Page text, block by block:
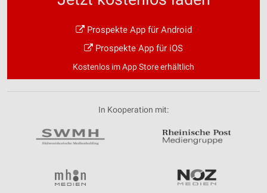
Prospekte App für Android
Prospekte App für iOS
Kostenlos im App Store erhältlich
In Kooperation mit: